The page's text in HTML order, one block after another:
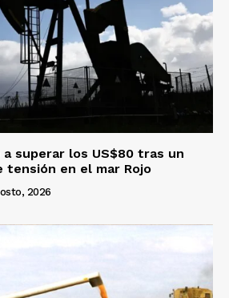
superar los US$80 tras un
tensión en el mar Rojo
2026